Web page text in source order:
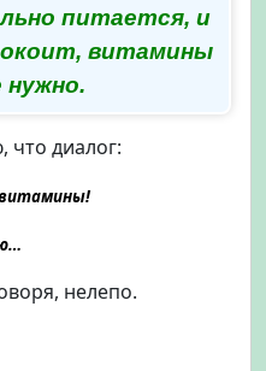
питается, и
витамины
нужно.
диалог:
нелепо.